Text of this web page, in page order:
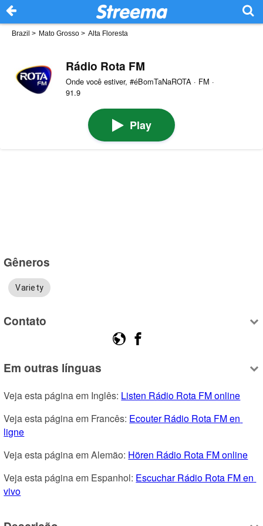
Brazil > Mato Grosso > Alta Floresta
Rádio Rota FM
Onde você estiver, #éBomTaNaROTA · FM ·
91.9
Play
Gêneros
Variety
Contato
Em outras línguas
Veja esta página em Inglês: Listen Rádio Rota FM online
Veja esta página em Francês: Ecouter Rádio Rota FM en
ligne
Veja esta página em Alemão: Hören Rádio Rota FM online
Veja esta página em Espanhol: Escuchar Rádio Rota FM en
vivo